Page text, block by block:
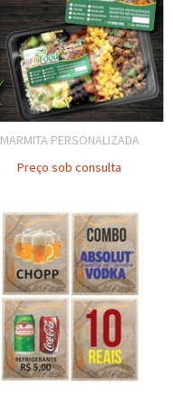
MARMITA PERSONALIZADA
Preço sob consulta